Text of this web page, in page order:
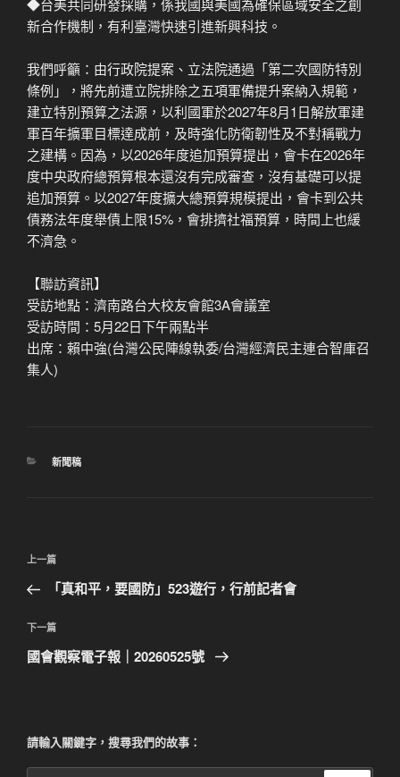
◆台美共同研發採購，係我國與美國為確保區域安全之創
新合作機制，有利臺灣快速引進新興科技。
我們呼籲：由行政院提案、立法院通過「第二次國防特別
條例」，將先前遭立院排除之五項軍備提升案納入規範，
建立特別預算之法源，以利國軍於2027年8月1日解放軍建
軍百年擴軍目標達成前，及時強化防衛韌性及不對稱戰力
之建構。因為，以2026年度追加預算提出，會卡在2026年
度中央政府總預算根本還沒有完成審查，沒有基礎可以提
追加預算。以2027年度擴大總預算規模提出，會卡到公共
債務法年度舉債上限15%，會排擠社福預算，時間上也緩
不濟急。
【聯訪資訊】
受訪地點：濟南路台大校友會館3A會議室
受訪時間：5月22日下午兩點半
出席：賴中強(台灣公民陣線執委/台灣經濟民主連合智庫召
集人)
分
新聞稿
文
導
覽
上
一
文
章
上一篇
「真和平，要國防」523遊行，行前記者會
下
一
下一篇
國會觀察電子報｜20260525號
請輸入關鍵字，搜尋我們的故事：